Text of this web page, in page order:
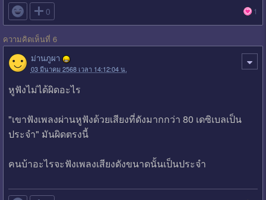
 0 1
ความคิดเห็นที่ 6
ม่านภูผา
03 มีนาคม 2568 เวลา 14:12:04 น.
หูฟังไม่ได้ผิดอะไร
"เขาฟังเพลงผ่านหูฟังด้วยเสียงที่ดังมากกว่า 80 เดซิเบลเป็น
ประจำ" มันผิดตรงนี้
คนบ้าอะไรจะฟังเพลงเสียงดังขนาดนั้นเป็นประจำ